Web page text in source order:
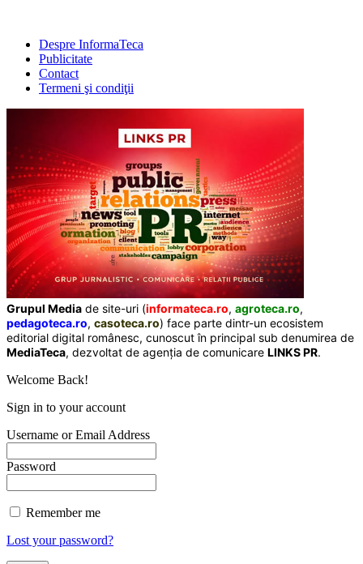
Despre InformaTeca
Publicitate
Contact
Termeni şi condiţii
Grupul Media de site-uri (informateca.ro, agroteca.ro,
pedagoteca.ro, casoteca.ro) face parte dintr-un ecosistem
editorial digital românesc, cunoscut în principal sub denumirea de
MediaTeca, dezvoltat de agenția de comunicare LINKS PR.
Welcome Back!
Sign in to your account
Username or Email Address
Password
Remember me
Lost your password?